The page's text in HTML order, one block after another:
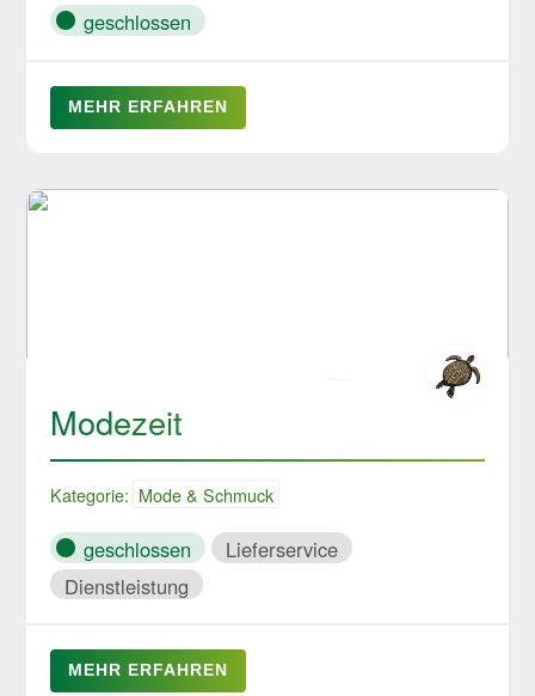
geschlossen
MEHR ERFAHREN
Modezeit
Kategorie: Mode & Schmuck
geschlossen
Lieferservice
Dienstleistung
MEHR ERFAHREN